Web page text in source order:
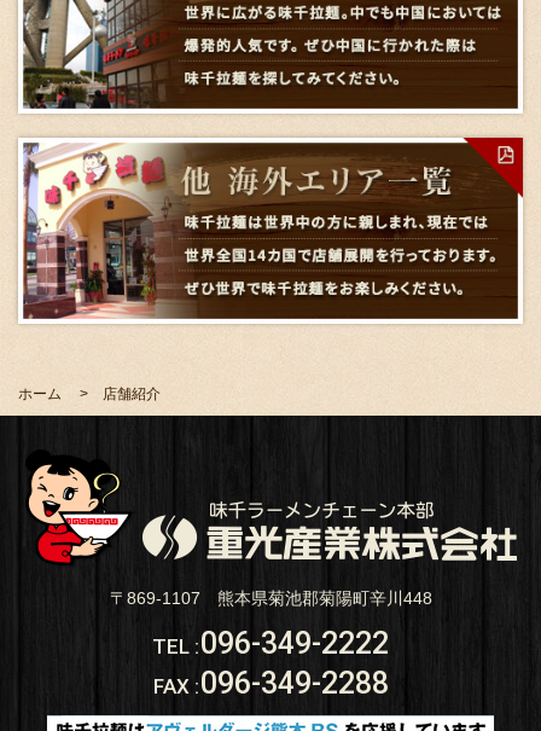
ホーム 店舗紹介
〒869-1107 熊本県菊池郡菊陽町辛川448
TEL :096-349-2222
FAX :096-349-2288